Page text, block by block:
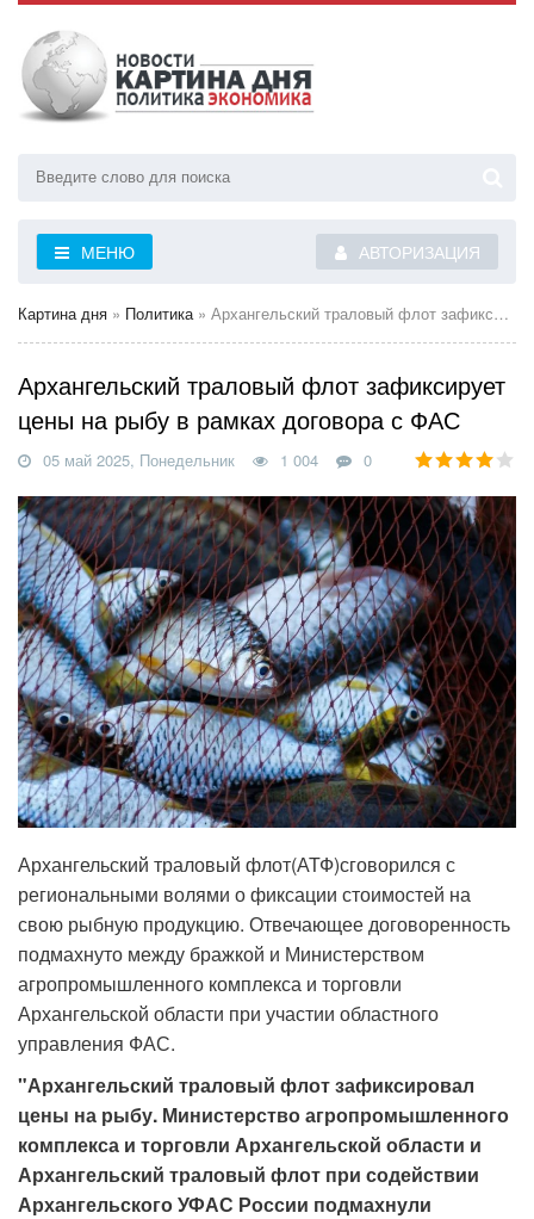
АВТОРИЗАЦИЯ
МЕНЮ
Картина дня » Политика» Архангельский траловый флот зафиксирует цены на рыбу в рамках договора с ФАС
Архангельский траловый флот зафиксирует
цены на рыбу в рамках договора с ФАС
05 май 2025, Понедельник 1 004 0
Архангельский траловый флот(АТФ)сговорился с
региональными волями о фиксации стоимостей на
свою рыбную продукцию. Отвечающее договоренность
подмахнуто между бражкой и Министерством
агропромышленного комплекса и торговли
Архангельской области при участии областного
управления ФАС.
"Архангельский траловый флот зафиксировал
цены на рыбу. Министерство агропромышленного
комплекса и торговли Архангельской области и
Архангельский траловый флот при содействии
Архангельского УФАС России подмахнули